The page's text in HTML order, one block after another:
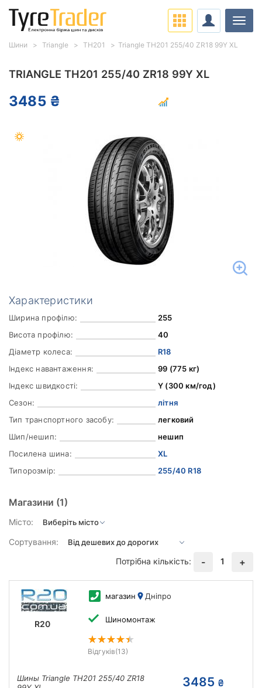
TRIANGLE TH201 255/40 ZR18 99Y XL
3485 ₴
Характеристики
Ширина профілю:
255
Висота профілю:
40
Діаметр колеса:
R18
Індекс навантаження:
99 (775 кг)
Індекс швидкості:
Y (300 км/год)
Сезон:
літня
Тип транспортного засобу:
легковий
Шип/нешип:
нешип
Посилена шина:
XL
Типорозмір:
255/40 R18
Магазини (1)
Місто:
Сортування:
Потрібна кількість:
- 1 +
R20
магазин Дніпро
Шиномонтаж
Відгуків(13)
Шины Triangle TH201 255/40 ZR18
3485 ₴
Шини Triangle TH201 Triangle TH201 255/40 ZR18 99Y XL